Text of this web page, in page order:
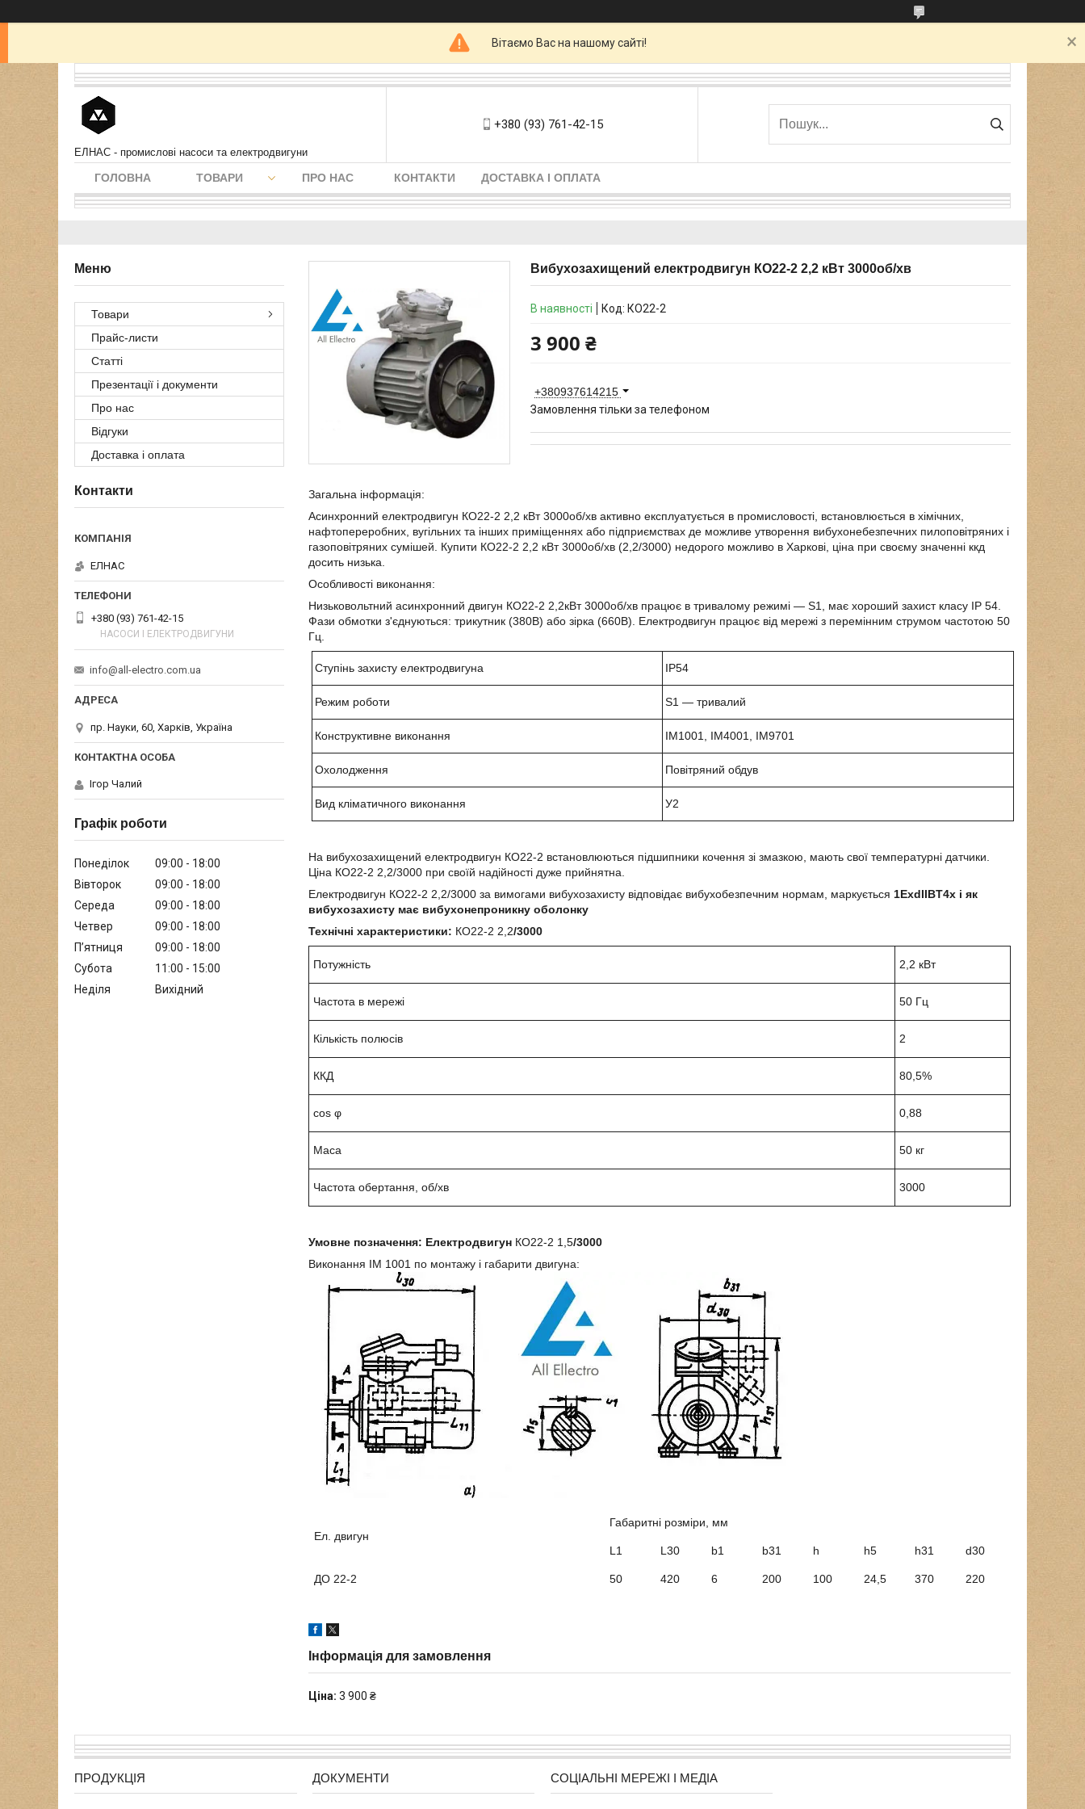
Вітаємо Вас на нашому сайті!
ЕЛНАС - промислові насоси та електродвигуни
+380 (93) 761-42-15
ГОЛОВНА ТОВАРИ ПРО НАС КОНТАКТИ ДОСТАВКА І ОПЛАТА
Вибухозахищений електродвигун КО22-2 2,2 кВт 3000об/хв
В наявності Код: КО22-2
3 900 ₴
+380937614215
Замовлення тільки за телефоном
Загальна інформація:
Асинхронний електродвигун КО22-2 2,2 кВт 3000об/хв активно експлуатується в промисловості, встановлюється в хімічних,
нафтопереробних, вугільних та інших приміщеннях або підприємствах де можливе утворення вибухонебезпечних пилоповітряних і
газоповітряних сумішей. Купити КО22-2 2,2 кВт 3000об/хв (2,2/3000) недорого можливо в Харкові, ціна при своєму значенні ккд
досить низька.
Особливості виконання:
Низьковольтний асинхронний двигун КО22-2 2,2кВт 3000об/хв працює в тривалому режимі ― S1, має хороший захист класу ІP 54.
Фази обмотки з'єднуються: трикутник (380В) або зірка (660В). Електродвигун працює від мережі з перемінним струмом частотою 50
Гц.
Ступінь захисту електродвигуна IP54
Режим роботи S1 ― тривалий
Конструктивне виконання IM1001, IM4001, IM9701
Охолодження Повітряний обдув
Вид кліматичного виконання У2
На вибухозахищений електродвигун КО22-2 встановлюються підшипники кочення зі змазкою, мають свої температурні датчики.
Ціна КО22-2 2,2/3000 при своїй надійності дуже прийнятна.
Електродвигун КО22-2 2,2/3000 за вимогами вибухозахисту відповідає вибухобезпечним нормам, маркується 1ExdIIBT4х і як
вибухозахисту має вибухонепроникну оболонку
Технічні характеристики: КО22-2 2,2/3000
Потужність 2,2 кВт
Частота в мережі 50 Гц
Кількість полюсів 2
ККД 80,5%
cos φ 0,88
Маса 50 кг
Частота обертання, об/хв 3000
Умовне позначення: Електродвигун КО22-2 1,5/3000
Виконання IM 1001 по монтажу і габарити двигуна:
Ел. двигун
Габаритні розміри, мм
L1 L30 b1 b31 h h5 h31 d30
ДО 22-2 50 420 6 200 100 24,5 370 220
Інформація для замовлення
Ціна: 3 900 ₴
Товари
Прайс-листи
Статті
Презентації і документи
Про нас
Відгуки
Доставка і оплата
Контакти
ЕЛНАС
+380 (93) 761-42-15
НАСОСИ І ЕЛЕКТРОДВИГУНИ
info@all-electro.com.ua
пр. Науки, 60, Харків, Україна
Ігор Чалий
Графік роботи
Понеділок 09:00
18:00
Вівторок
09:00
18:00
Середа
09:00
18:00
Четвер
09:00
18:00
Пʼятниця
09:00
18:00
Субота
11:00
15:00
Неділя
Вихідний
ПРОДУКЦІЯ ДОКУМЕНТИ СОЦІАЛЬНІ МЕРЕЖІ І МЕДІА